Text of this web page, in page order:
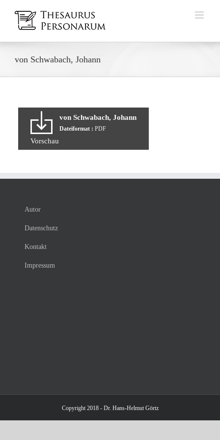
Inhalt
springen
von Schwabach, Johann
von Schwabach, Johann
Dateiformat : PDF
Vorschau
Autor
Datenschutz
Kontakt
Impressum
Copyright 2018 - Dr. Hans-Helmut Görtz